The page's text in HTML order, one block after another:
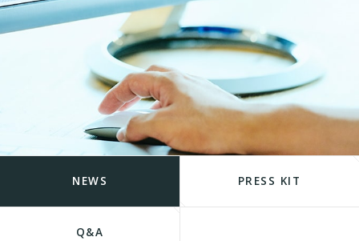
NEWS PRESS KIT
Q&A